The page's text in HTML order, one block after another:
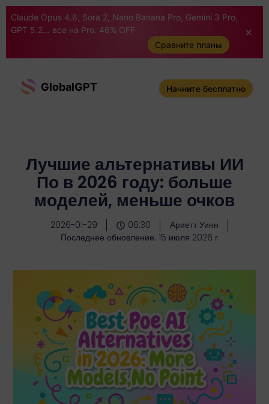
Claude Opus 4.6, Sora 2, Nano Banana Pro, Gemini 3 Pro,
GPT 5.2... все на Pro. 46% OFF
Сравните планы
GlobalGPT Начните бесплатно
Лучшие альтернативы ИИ
По в 2026 году: больше
моделей, меньше очков
2026-01-29 06:30
Ариетт Уинн
Последнее обновление: 15 июля 2026 г.